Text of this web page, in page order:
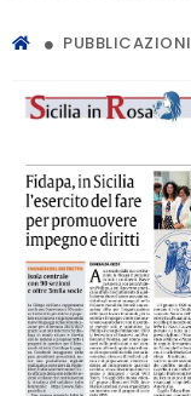
PUBBLICAZIONI